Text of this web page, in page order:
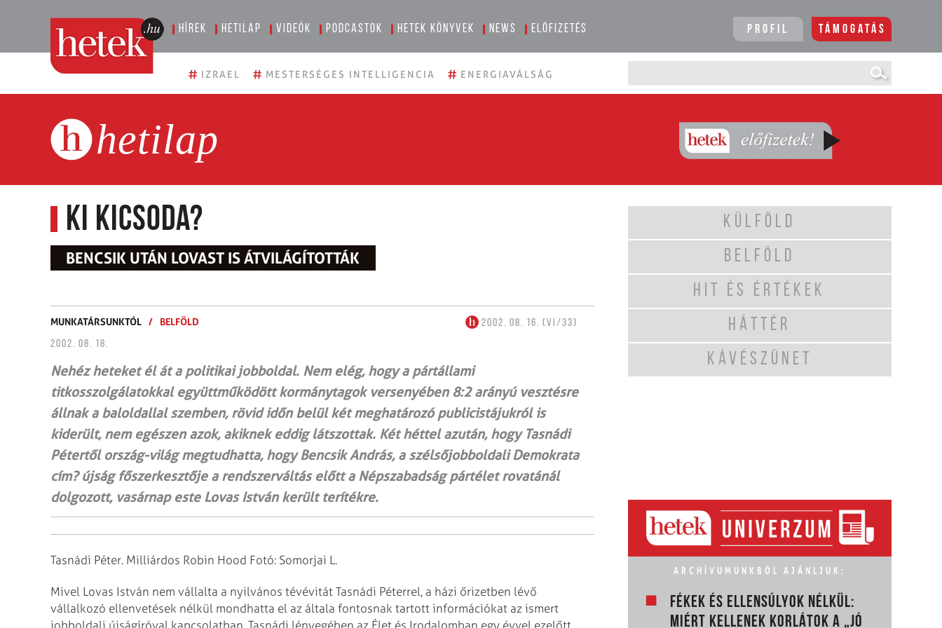
Hírek Hetilap Videók Podcastok Hetek könyvek News Előfizetés Profil Támogatás
# IZRAEL # MESTERSÉGES INTELLIGENCIA # ENERGIAVÁLSÁG
hetilap
Ki kicsoda?
BENCSIK UTÁN LOVAST IS ÁTVILÁGÍTOTTÁK
MUNKATÁRSUNKTÓL / BELFÖLD
2002. 08. 16. (VI/33)
2002. 08. 18.
Nehéz heteket él át a politikai jobboldal. Nem elég, hogy a pártállami
titkosszolgálatokkal együttműködött kormánytagok versenyében 8:2 arányú vesztésre
állnak a baloldallal szemben, rövid időn belül két meghatározó publicistájukról is
kiderült, nem egészen azok, akiknek eddig látszottak. Két héttel azután, hogy Tasnádi
Pétertől ország-világ megtudhatta, hogy Bencsik András, a szélsőjobboldali Demokrata
cím? újság főszerkesztője a rendszerváltás előtt a Népszabadság pártélet rovatánál
dolgozott, vasárnap este Lovas István került terítékre.
Tasnádi Péter. Milliárdos Robin Hood Fotó: Somorjai L.
Mivel Lovas István nem vállalta a nyilvános tévévitát Tasnádi Péterrel, a házi őrizetben lévő
vállalkozó ellenvetések nélkül mondhatta el az általa fontosnak tartott információkat az ismert
jobboldali újságíróval kapcsolatban. Tasnádi lényegében az Élet és Irodalomban egy évvel ezelőtt
KÜLFÖLD
BELFÖLD
HIT ÉS ÉRTÉKEK
HÁTTÉR
KÁVÉSZÜNET
ARCHÍVUMUNKBÓL AJÁNLJUK:
FÉKEK ÉS ELLENSÚLYOK NÉLKÜL:
MIÉRT KELLENEK KORLÁTOK A „JÓ